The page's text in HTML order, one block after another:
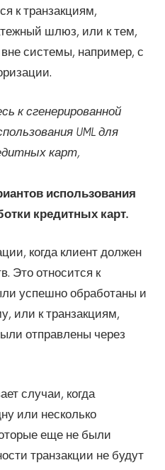
к транзакциям,
шлюз, или к тем,
системы, например, с
к сгенерированной
UML для
карт,
использования
кредитных карт.
когда клиент должен
Это относится к
успешно обработаны и
или к транзакциям,
отправлены через
случаи, когда
или несколько
еще не были
транзакции не будут